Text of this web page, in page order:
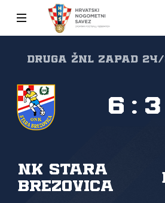
DRUGA ŽNL ZAPAD
NK Stara
Brezovica
6 : 3